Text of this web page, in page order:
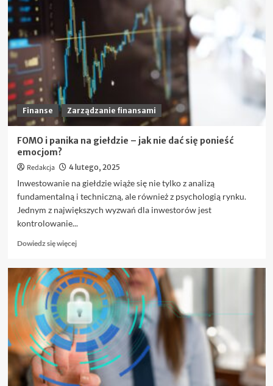
pozabankowa
bez
BIK
i
kto
może
niej
Finanse Zarządzanie finansami
FOMO i panika na giełdzie – jak nie dać się ponieść
emocjom?
Redakcja 4 lutego, 2025
Inwestowanie na giełdzie wiąże się nie tylko z analizą
fundamentalną i techniczną, ale również z psychologią rynku.
Jednym z największych wyzwań dla inwestorów jest
kontrolowanie...
Dowiedz się więcejDowiedz
o
FOMO
i
panika
na
giełdzie
–
jak
dać